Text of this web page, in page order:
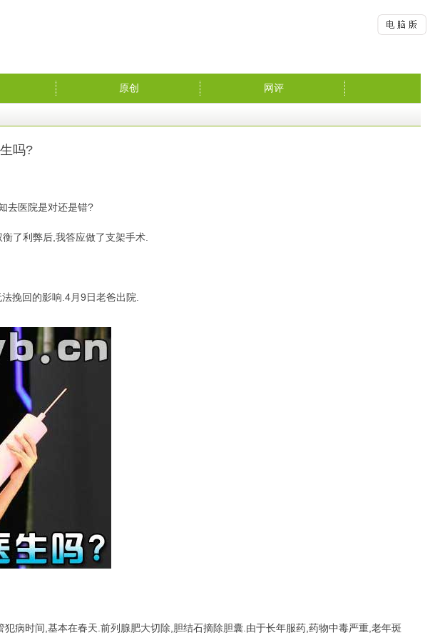
原创 网评
吗?
去医院是对还是错?
了利弊后,我答应做了支架手术.
挽回的影响.4月9日老爸出院.
病时间,基本在春天.前列腺肥大切除,胆结石摘除胆囊.由于长年服药,药物中毒严重,老年斑